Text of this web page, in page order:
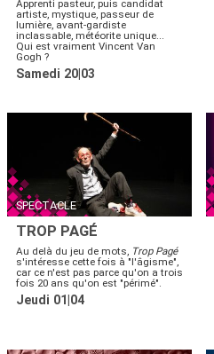
Apprenti pasteur, puis candidat
artiste, mystique, passeur de
lumière, avant-gardiste
inclassable, météorite unique...
Qui est vraiment Vincent Van
Gogh ?
Samedi 20|03
SPECTACLE
TROP PAGÉ
Au delà du jeu de mots, Trop Pagé
s'intéresse cette fois à "l'âgisme",
car ce n'est pas parce qu'on a trois
fois 20 ans qu'on est "périmé".
Jeudi 01|04